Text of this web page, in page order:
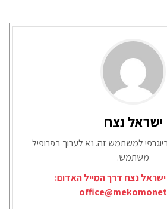
ישראל נצח
למשתמש זה. נא לערוך בפרופיל
משתמש.
נצח דרך המייל האדום: